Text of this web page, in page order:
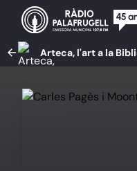
Arteca, l'art a la